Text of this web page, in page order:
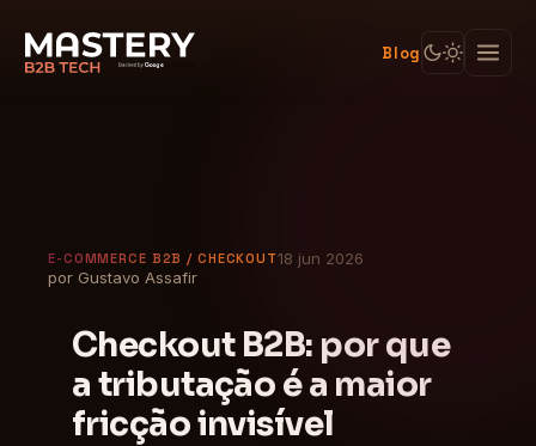
Blog
E-COMMERCE B2B / CHECKOUT18 jun 2026
por Gustavo Assafir
Checkout B2B: por que
a tributação é a maior
fricção invisível